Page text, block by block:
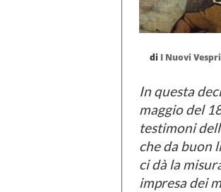
di I Nuovi Vespri
In questa
maggio del
testimoni
che da buon
ci dà la
impresa dei